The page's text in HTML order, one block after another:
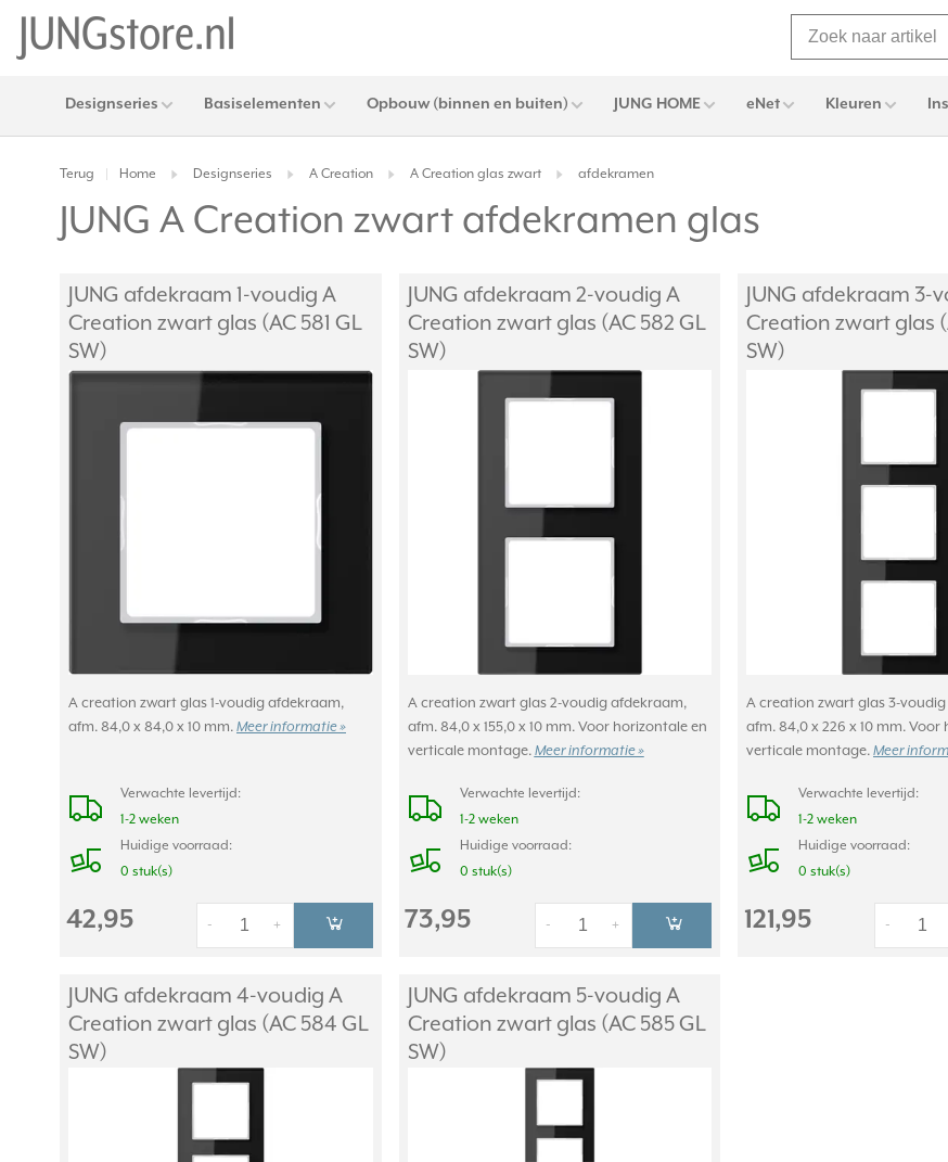
Designseries Basiselementen Opbouw (binnen en buiten) JUNG HOME eNet Kleuren
Terug Home Designseries A Creation A Creation glas zwart afdekramen
JUNG A Creation zwart afdekramen glas
JUNG afdekraam 1-voudig A
Creation zwart glas (AC 581 GL
SW)
A creation zwart glas 1-voudig afdekraam,
afm. 84,0 x 84,0 x 10 mm. Meer informatie »
Verwachte levertijd:
1-2 weken
Huidige voorraad:
0 stuk(s)
42,95 +
-
JUNG afdekraam 2-voudig A
Creation zwart glas (AC 582 GL
SW)
A creation zwart glas 2-voudig afdekraam,
afm. 84,0 x 155,0 x 10 mm. Voor horizontale en
verticale montage. Meer informatie »
Verwachte levertijd:
1-2 weken
Huidige voorraad:
0 stuk(s)
73,95 +
-
JUNG afdekraam 3-
Creation zwart glas
SW)
A creation zwart glas 3-
afm. 84,0 x 226 x 10 mm. Voor
verticale montage. Meer
Verwachte levertijd:
1-2 weken
Huidige voorraad:
0 stuk(s)
121,95 -
JUNG afdekraam 4-voudig A
Creation zwart glas (AC 584 GL
SW)
JUNG afdekraam 5-voudig A
Creation zwart glas (AC 585 GL
SW)